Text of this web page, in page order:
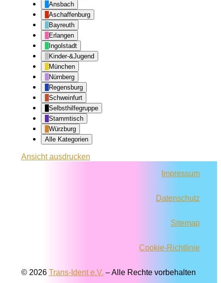
Ansbach
Aschaffenburg
Bayreuth
Erlangen
Ingolstadt
Kinder-&Jugend
München
Nürnberg
Regensburg
Schweinfurt
Selbsthilfegruppe
Stammtisch
Würzburg
Alle Kategorien
Ansichtausdrucken
Impressum
Datenschutz
Sitemap
Cookie-Richtlinie
© 2026 Trans-Ident e.V. – Alle Rechte vorbehalten